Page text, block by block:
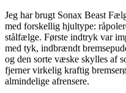
Jeg har brugt Sonax Beast
med forskellig hjultype:
stålfælge. Første indtryk var
med tyk, indbrændt
og den sorte væske skylles af
fjerner virkelig kraftig
almindelige afrensere.